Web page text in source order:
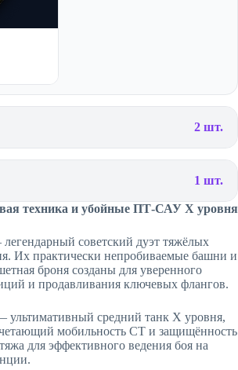
2 шт.
1 шт.
техника и убойные ПТ-САУ X уровня
советский дуэт тяжёлых
Их практически непробиваемые башни и
броня созданы для уверенного
и продавливания ключевых флангов.
ультимативный средний танк X уровня,
мобильность СТ и защищённость
для эффективного ведения боя на